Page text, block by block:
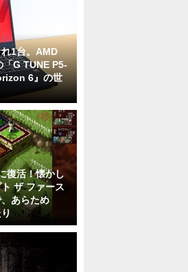
1台。AMD
G TUNE P5-
6』の世
復活！懐かし
ザ ファース
あらため